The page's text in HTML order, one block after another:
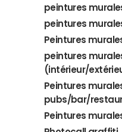
peintures
peintures
Peintures
peintures
(intérieur/
Peintures
pubs/bar/
Peintures